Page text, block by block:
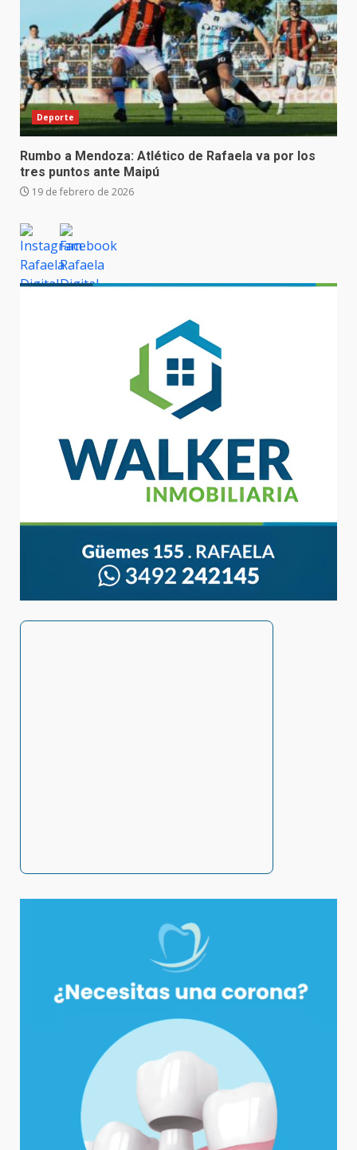
Deporte
Rumbo a Mendoza: Atlético de Rafaela va por los
tres puntos ante Maipú
19 de febrero de 2026